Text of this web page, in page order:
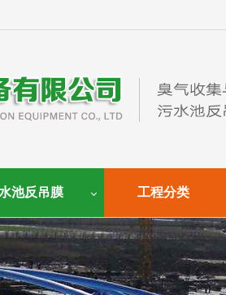
池反吊膜 工程分类